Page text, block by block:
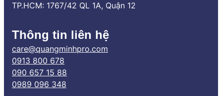
TP.HCM: 1767/42 QL 1A, Quận 12
Thông tin liên hệ
care@quangminhpro.com
0913 800 678
090 657 15 88
0989 096 348